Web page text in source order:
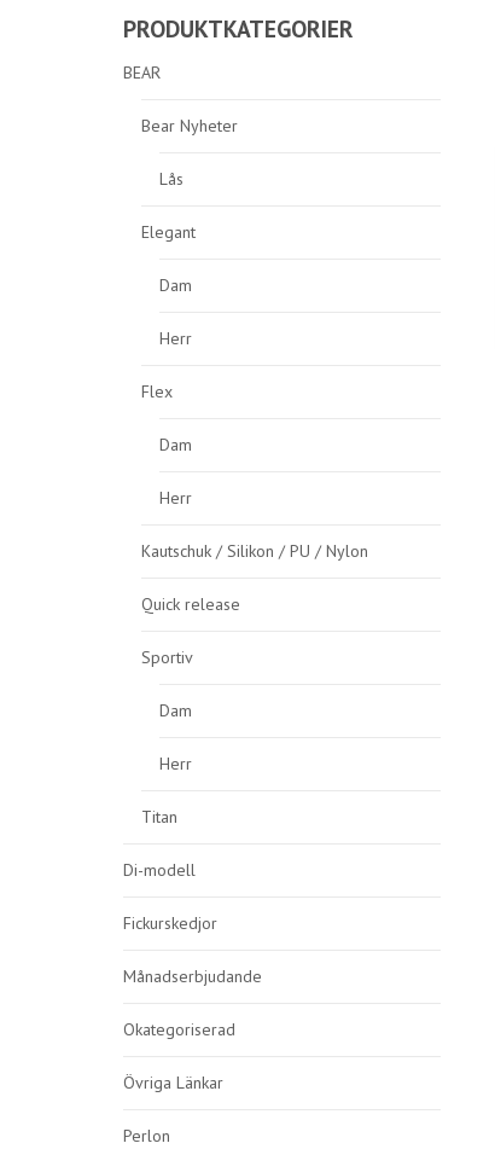
PRODUKTKATEGORIER
BEAR
Bear Nyheter
Lås
Elegant
Dam
Herr
Flex
Dam
Herr
Kautschuk / Silikon / PU / Nylon
Quick release
Sportiv
Dam
Herr
Titan
Di-modell
Fickurskedjor
Månadserbjudande
Okategoriserad
Övriga Länkar
Perlon